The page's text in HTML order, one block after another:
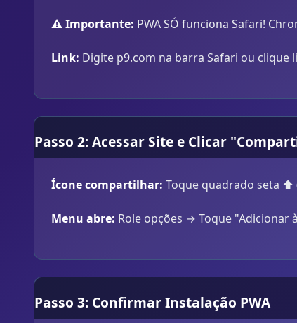
⚠️ Importante: PWA SÓ funciona Safari!
Link: Digite p9.com na barra Safari ou
Passo 2: Acessar Site e Clicar
Ícone compartilhar: Toque quadrado seta
Menu abre: Role opções → Toque "Adicionar
Passo 3: Confirmar Instalação PWA